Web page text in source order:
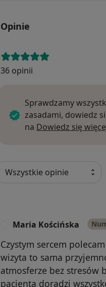
Opinie
36 opinii
Sprawdzamy
zasadami, dowiedz
na Dowiedz się
Maria Kościńska
Czystym sercem
wizyta to sama
atmosferze bez stresów
pacjenta doradzi